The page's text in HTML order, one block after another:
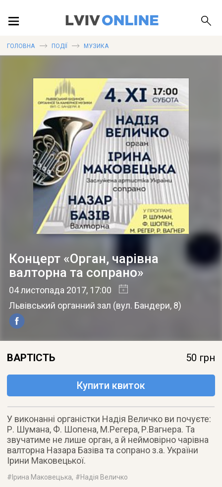
ПУБЛІКАЦІЇ
ДОВІДКА
ГОЛОВНА ПОДІЇ МУЗИКА
Концерт «Орган, чарівна
валторна та сопрано»
04 листопада 2017, 17:00
Львівський органний зал (вул. Бандери, 8)
ВАРТІСТЬ 50 грн
Купити квиток
У виконанні органістки Надія Величко ви почуєте:
Р. Шумана, Ф. Шопена, М.Регера, Р.Вагнера. Та
звучатиме не лише орган, а й неймовірно чарівна
валторна Назара Базіва та сопрано з.а. України
Ірини Маковецької.
#Ірина Маковецька, #Надія Величко